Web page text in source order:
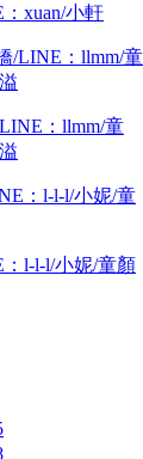
xuan/小軒
：llmm/童
l-l-l/小妮/童顏